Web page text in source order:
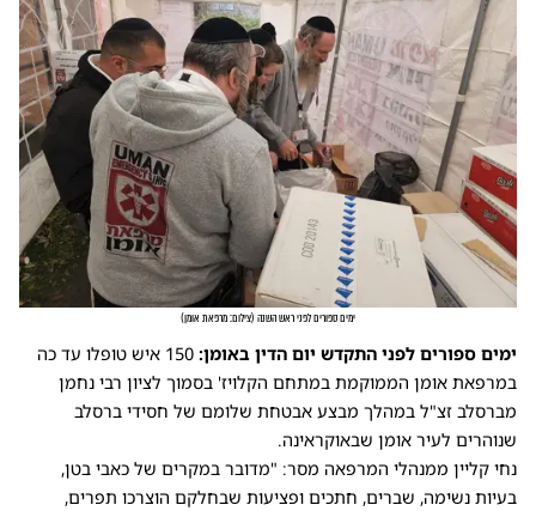
ימים ספורים לפני ראש השנה (צילום: מרפאת אומן)
ימים ספורים לפני התקדש יום הדין באומן:
150 איש טופלו עד כה
במרפאת אומן הממוקמת במתחם הקלויז' בסמוך לציון רבי נחמן
מברסלב זצ"ל במהלך מבצע אבטחת שלומם של חסידי ברסלב
שנוהרים לעיר אומן שבאוקראינה.
נחי קליין ממנהלי המרפאה מסר: "מדובר במקרים של כאבי בטן,
בעיות נשימה, שברים, חתכים ופציעות שבחלקם הוצרכו תפרים,